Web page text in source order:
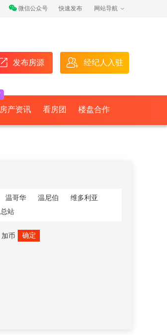
微信公众号 快速发布 网站导航
发布房源 经纪人入驻
房产资讯 看房团 楼盘合作
温哥华 温尼伯
维多利亚
总站
加币 确定